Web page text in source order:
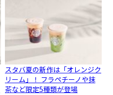
スタバ夏の新作は「オレンジク
リーム」！ フラペチーノや抹
茶など限定5種類が登場